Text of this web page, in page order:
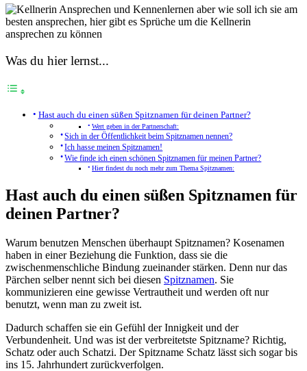
Was du hier lernst...
Hast auch du einen süßen Spitznamen für deinen Partner?
Wert geben in der Partnerschaft:
Sich in der Öffentlichkeit beim Spitznamen nennen?
Ich hasse meinen Spitznamen!
Wie finde ich einen schönen Spitznamen für meinen Partner?
Hier findest du noch mehr zum Thema Spitznamen:
Hast auch du einen süßen Spitznamen für
deinen Partner?
Warum benutzen Menschen überhaupt Spitznamen? Kosenamen
haben in einer Beziehung die Funktion, dass sie die
zwischenmenschliche Bindung zueinander stärken. Denn nur das
Pärchen selber nennt sich bei diesen Spitznamen. Sie
kommunizieren eine gewisse Vertrautheit und werden oft nur
benutzt, wenn man zu zweit ist.
Dadurch schaffen sie ein Gefühl der Innigkeit und der
Verbundenheit. Und was ist der verbreitetste Spitzname? Richtig,
Schatz oder auch Schatzi. Der Spitzname Schatz lässt sich sogar bis
ins 15. Jahrhundert zurückverfolgen.